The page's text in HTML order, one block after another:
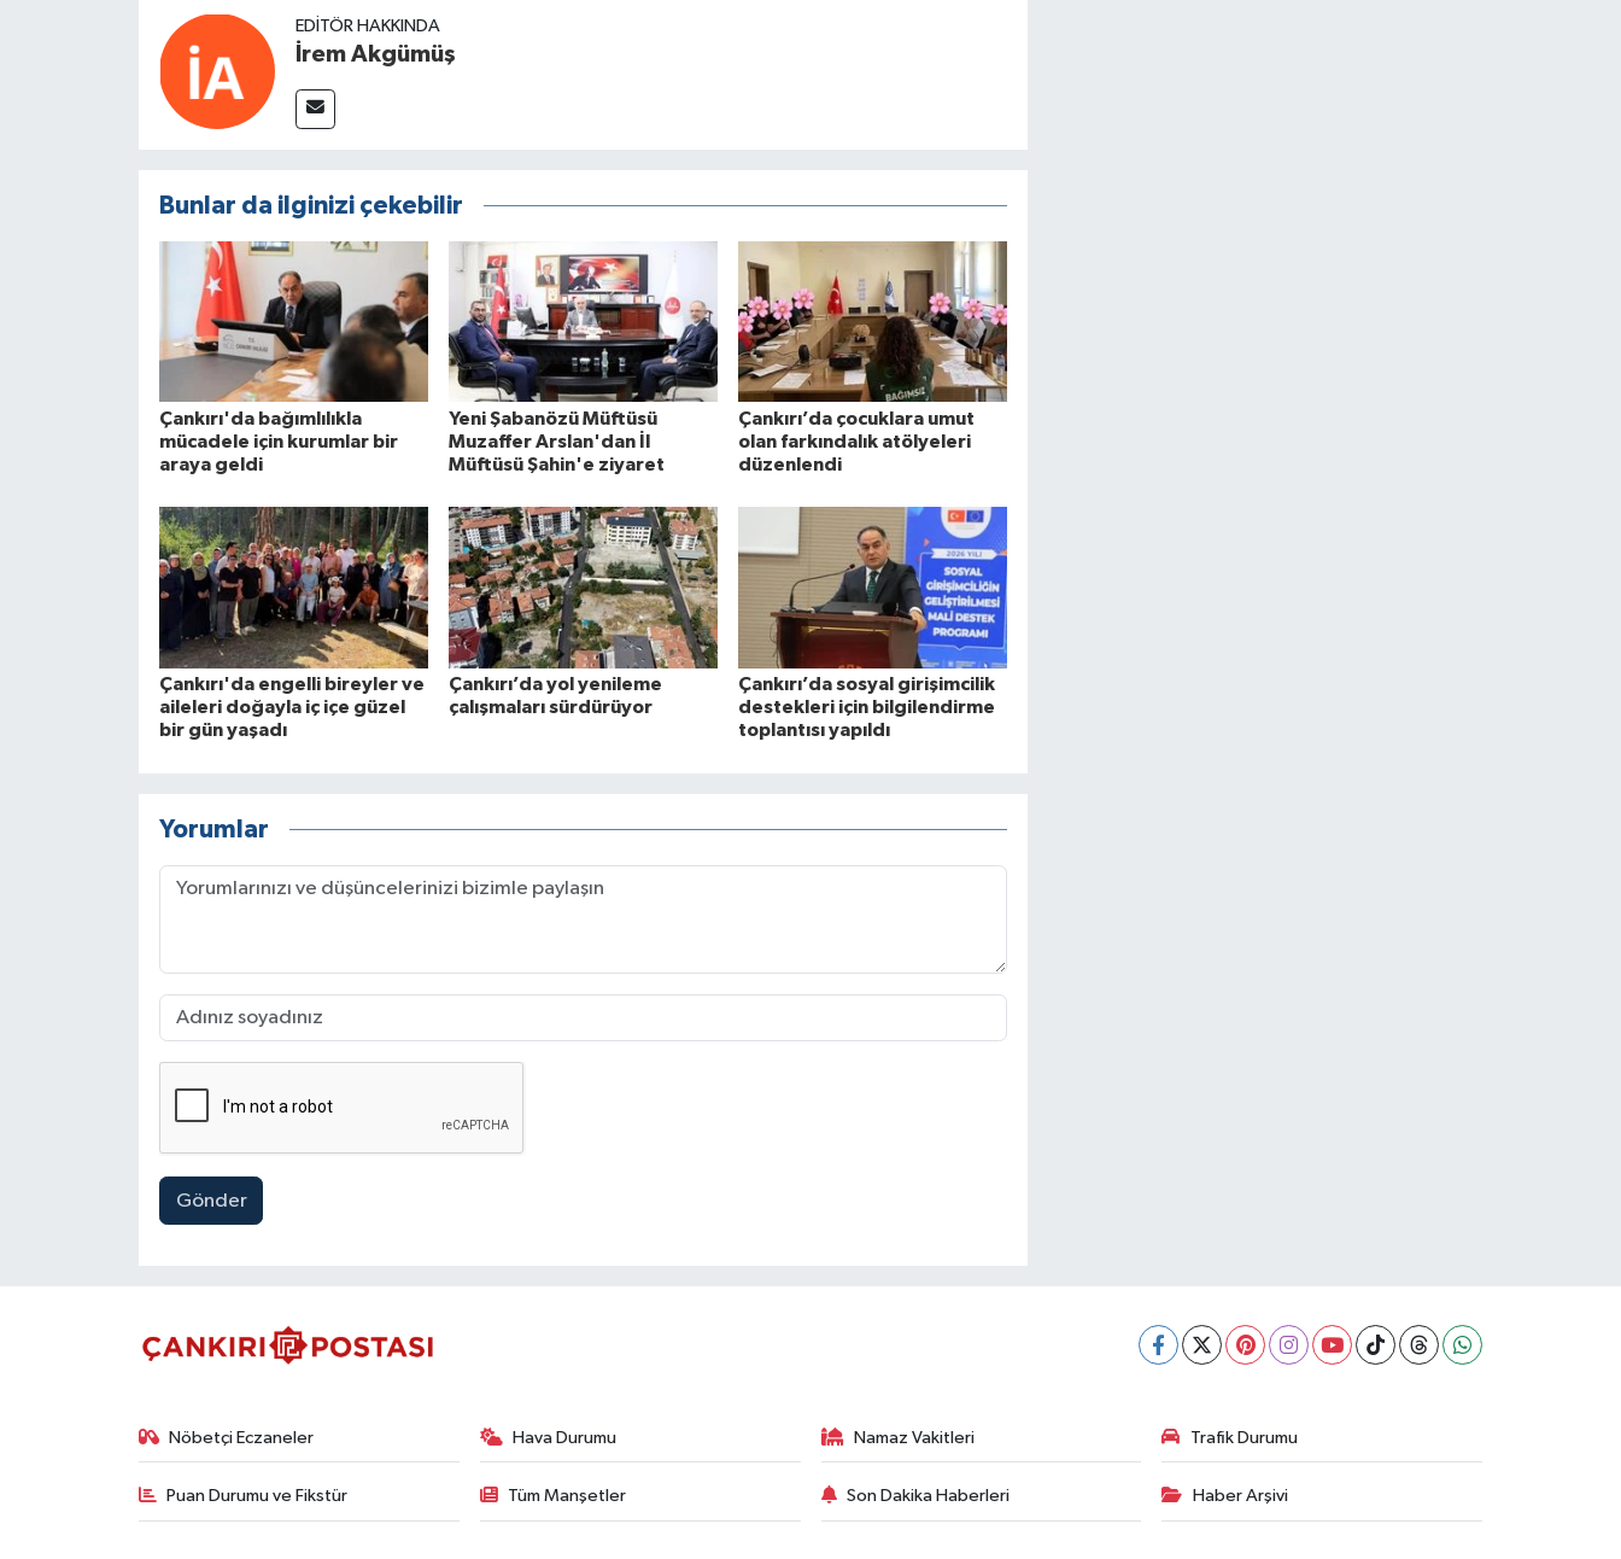
EDITÖR HAKKINDA
İrem Akgümüş
Bunlar da ilginizi çekebilir
Çankırı'da bağımlılıkla
mücadele için kurumlar bir
araya geldi
Yeni Şabanözü Müftüsü
Muzaffer Arslan'dan İl
Müftüsü Şahin'e ziyaret
Çankırı’da çocuklara umut
olan farkındalık atölyeleri
düzenlendi
Çankırı'da engelli bireyler ve
aileleri doğayla iç içe güzel
bir gün yaşadı
Çankırı’da yol yenileme
çalışmaları sürdürüyor
Çankırı’da sosyal girişimcilik
destekleri için bilgilendirme
toplantısı yapıldı
Yorumlar
Gönder
Nöbetçi Eczaneler Hava Durumu Namaz Vakitleri Trafik Durumu
Puan Durumu ve Fikstür Tüm Manşetler Son Dakika Haberleri Haber Arşivi